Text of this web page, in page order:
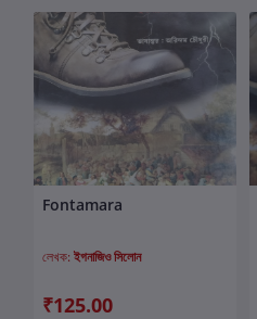
কার্টে যোগ করুন
Fontamara
লেখক: ইগনাজিও সিলোন
₹125.00